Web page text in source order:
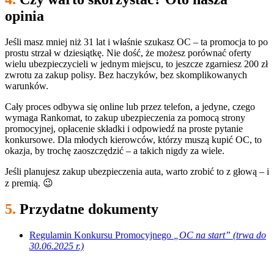
opinia
Jeśli masz mniej niż 31 lat i właśnie szukasz OC – ta promocja to po
prostu strzał w dziesiątkę. Nie dość, że możesz porównać oferty
wielu ubezpieczycieli w jednym miejscu, to jeszcze zgarniesz 200 zł
zwrotu za zakup polisy. Bez haczyków, bez skomplikowanych
warunków.
Cały proces odbywa się online lub przez telefon, a jedyne, czego
wymaga Rankomat, to zakup ubezpieczenia za pomocą strony
promocyjnej, opłacenie składki i odpowiedź na proste pytanie
konkursowe. Dla młodych kierowców, którzy muszą kupić OC, to
okazja, by trochę zaoszczędzić – a takich nigdy za wiele.
Jeśli planujesz zakup ubezpieczenia auta, warto zrobić to z głową – i
z premią. 😉
5. Przydatne dokumenty
Regulamin Konkursu Promocyjnego
„OC na start” (trwa do
30.06.2025 r.)